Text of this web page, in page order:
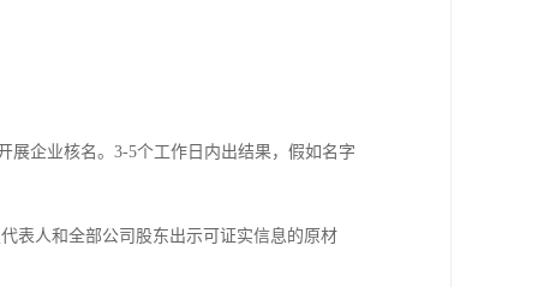
展企业核名。3-5个工作日内出结果，假如名字
表人和全部公司股东出示可证实信息的原材